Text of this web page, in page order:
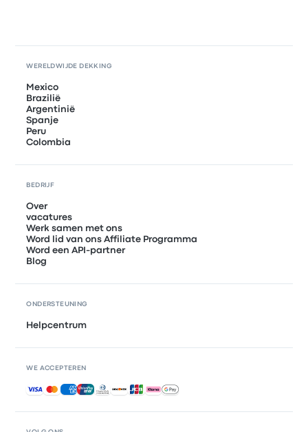
WERELDWIJDE DEKKING
Mexico
Brazilië
Argentinië
Spanje
Peru
Colombia
BEDRIJF
Over
vacatures
Werk samen met ons
Word lid van ons Affiliate Programma
Word een API-partner
Blog
ONDERSTEUNING
Helpcentrum
WE ACCEPTEREN
Geaccepteerde betalingen